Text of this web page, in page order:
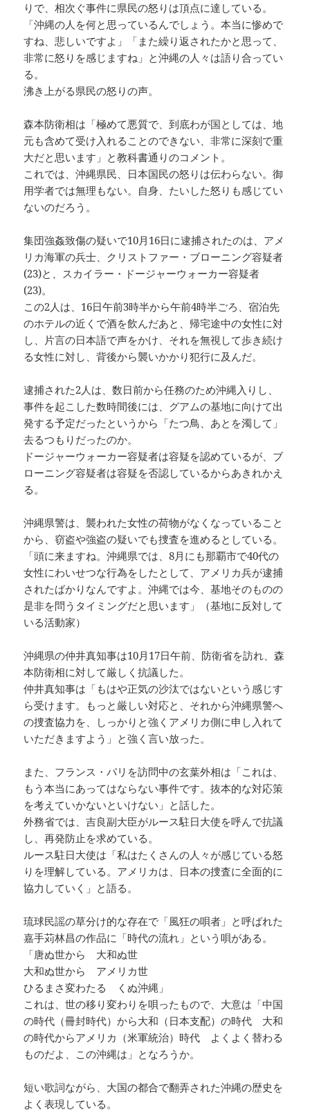
りで、相次ぐ事件に県民の怒りは頂点に達している。
「沖縄の人を何と思っているんでしょう。本当に惨めで
すね、悲しいですよ」「また繰り返されたかと思って、
非常に怒りを感じますね」と沖縄の人々は語り合ってい
る。
沸き上がる県民の怒りの声。
森本防衛相は「極めて悪質で、到底わが国としては、地
元も含めて受け入れることのできない、非常に深刻で重
大だと思います」と教科書通りのコメント。
これでは、沖縄県民、日本国民の怒りは伝わらない。御
用学者では無理もない。自身、たいした怒りも感じてい
ないのだろう。
集団強姦致傷の疑いで10月16日に逮捕されたのは、アメ
リカ海軍の兵士、クリストファー・ブローニング容疑者
(23)と、スカイラー・ドージャーウォーカー容疑者
(23)。
この2人は、16日午前3時半から午前4時半ごろ、宿泊先
のホテルの近くで酒を飲んだあと、帰宅途中の女性に対
し、片言の日本語で声をかけ、それを無視して歩き続け
る女性に対し、背後から襲いかかり犯行に及んだ。
逮捕された2人は、数日前から任務のため沖縄入りし、
事件を起こした数時間後には、グアムの基地に向けて出
発する予定だったというから「たつ鳥、あとを濁して」
去るつもりだったのか。
ドージャーウォーカー容疑者は容疑を認めているが、ブ
ローニング容疑者は容疑を否認しているからあきれかえ
る。
沖縄県警は、襲われた女性の荷物がなくなっていること
から、窃盗や強盗の疑いでも捜査を進めるとしている。
「頭に来ますね。沖縄県では、8月にも那覇市で40代の
女性にわいせつな行為をしたとして、アメリカ兵が逮捕
されたばかりなんですよ。沖縄では今、基地そのものの
是非を問うタイミングだと思います」（基地に反対して
いる活動家）
沖縄県の仲井真知事は10月17日午前、防衛省を訪れ、森
本防衛相に対して厳しく抗議した。
仲井真知事は「もはや正気の沙汰ではないという感じす
ら受けます。もっと厳しい対応と、それから沖縄県警へ
の捜査協力を、しっかりと強くアメリカ側に申し入れて
いただきますよう」と強く言い放った。
また、フランス・パリを訪問中の玄葉外相は「これは、
もう本当にあってはならない事件です。抜本的な対応策
を考えていかないといけない」と話した。
外務省では、吉良副大臣がルース駐日大使を呼んで抗議
し、再発防止を求めている。
ルース駐日大使は「私はたくさんの人々が感じている怒
りを理解している。アメリカは、日本の捜査に全面的に
協力していく」と語る。
琉球民謡の草分け的な存在で「風狂の唄者」と呼ばれた
嘉手苅林昌の作品に「時代の流れ」という唄がある。
「唐ぬ世から 大和ぬ世
大和ぬ世から アメリカ世
ひるまさ変わたる くぬ沖縄」
これは、世の移り変わりを唄ったもので、大意は「中国
の時代（冊封時代）から大和（日本支配）の時代 大和
の時代からアメリカ（米軍統治）時代 よくよく替わる
ものだよ、この沖縄は」となろうか。
短い歌詞ながら、大国の都合で翻弄された沖縄の歴史を
よく表現している。